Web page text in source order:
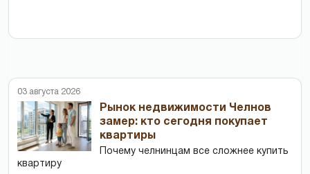
03 августа 2026
Рынок недвижимости Челнов
замер: кто сегодня покупает
квартиры
Почему челнинцам все сложнее купить
квартиру